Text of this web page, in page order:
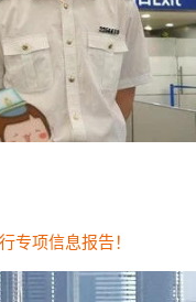
专项信息报告！